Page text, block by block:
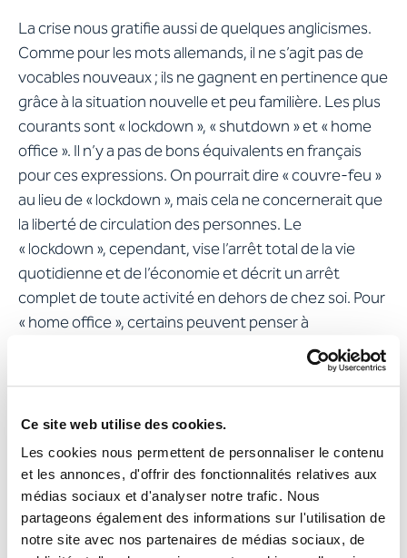
Ce site web utilise des cookies.
Les cookies nous permettent de personnaliser le contenu
et les annonces, d'offrir des fonctionnalités relatives aux
médias sociaux et d'analyser notre trafic. Nous
partageons également des informations sur l'utilisation de
notre site avec nos partenaires de médias sociaux, de
La crise nous gratifie aussi de quelques anglicismes.
Comme pour les mots allemands, il ne s’agit pas de
vocables nouveaux ; ils ne gagnent en pertinence que
grâce à la situation nouvelle et peu familière. Les plus
courants sont « lockdown », « shutdown » et « home
office ». Il n’y a pas de bons équivalents en français
pour ces expressions. On pourrait dire « couvre-feu »
au lieu de « lockdown », mais cela ne concernerait que
la liberté de circulation des personnes. Le
« lockdown », cependant, vise l’arrêt total de la vie
quotidienne et de l’économie et décrit un arrêt
complet de toute activité en dehors de chez soi. Pour
« home office », certains peuvent penser à
l’expression « travail à domicile », mais celle-ci ne décrit
pas le même aménagement temporaire d’un bureau
est depuis longtemps exigée par le personnel et les
employeurs. Certains considèrent la crise comme une
opportunité de faire avancer ce concept. Il est
également apparu clairement qu’il y a un important
retard à rattraper en matière de numérisation.